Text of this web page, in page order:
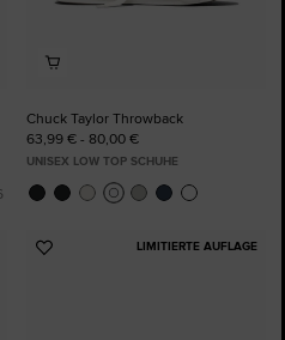
Chuck Taylor Throwback
63,99 € - 80,00 €
UNISEX LOW TOP SCHUHE
LIMITIERTE AUFLAGE
Zu